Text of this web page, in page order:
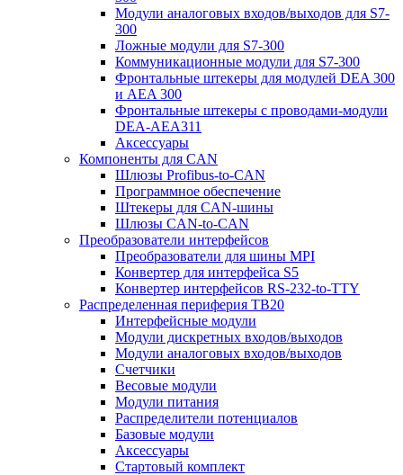
Модули аналоговых входов/выходов для S7-
300
Ложные модули для S7-300
Коммуникационные модули для S7-300
Фронтальные штекеры для модулей DEA 300
и AEA 300
Фронтальные штекеры с проводами-модули
DEA-AEA311
Аксессуары
Компоненты для CAN
Шлюзы Profibus-to-CAN
Программное обеспечение
Штекеры для CAN-шины
Шлюзы CAN-to-CAN
Преобразователи интерфейсов
Преобразователи для шины MPI
Конвертер для интерфейса S5
Конвертер интерфейсов RS-232-to-TTY
Распределенная периферия TB20
Интерфейсные модули
Модули дискретных входов/выходов
Модули аналоговых входов/выходов
Счетчики
Весовые модули
Модули питания
Распределители потенциалов
Базовые модули
Аксесcуары
Стартовый комплект